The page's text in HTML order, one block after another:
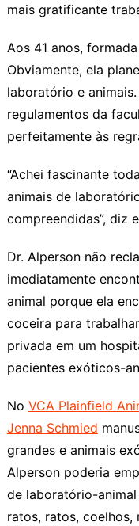
mais gratificante
Aos 41 anos,
Obviamente, ela
laboratório e
regulamentos da
perfeitamente às
“Achei fascinante
animais de
compreendidas”, diz
Dr. Alperson não
imediatamente
animal porque ela
coceira para
privada em um
pacientes exóticos-
No VCA Plainfield
Jenna Schmied
grandes e animais
Alperson poderia
de laboratório-
ratos, ratos, coelhos,